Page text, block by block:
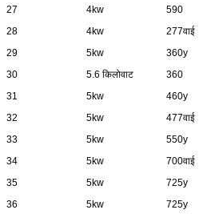
27
4kw 590
28
4kw 277वाई
29
5kw 360y
30
5.6 किलोवाट 360
31
5kw 460y
32
5kw 477वाई
33
5kw 550y
34
5kw 700वाई
35
5kw 725y
36
5kw 725y